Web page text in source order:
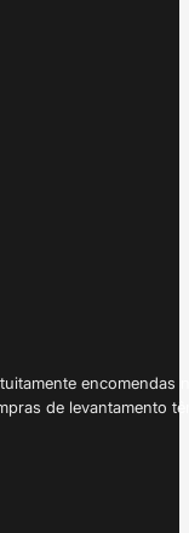
de levantamento